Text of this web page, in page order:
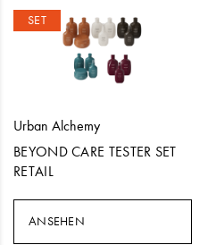
SET
Urban Alchemy
BEYOND CARE TESTER SET
RETAIL
ANSEHEN